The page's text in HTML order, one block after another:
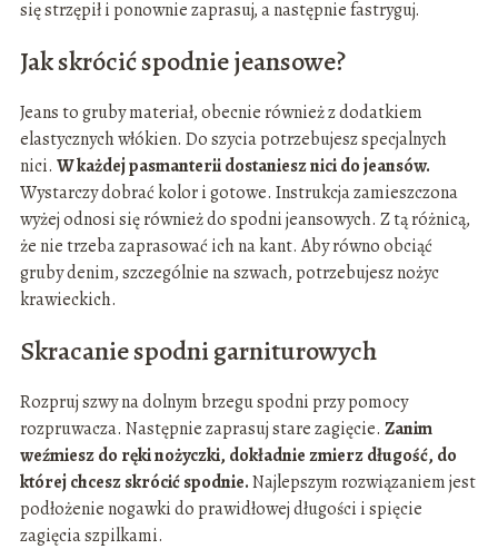
się strzępił i ponownie zaprasuj, a następnie fastryguj.
Jak skrócić spodnie jeansowe?
Jeans to gruby materiał, obecnie również z dodatkiem
elastycznych włókien. Do szycia potrzebujesz specjalnych
nici. W każdej pasmanterii dostaniesz nici do jeansów.
Wystarczy dobrać kolor i gotowe. Instrukcja zamieszczona
wyżej odnosi się również do spodni jeansowych. Z tą różnicą,
że nie trzeba zaprasować ich na kant. Aby równo obciąć
gruby denim, szczególnie na szwach, potrzebujesz nożyc
krawieckich.
Skracanie spodni garniturowych
Rozpruj szwy na dolnym brzegu spodni przy pomocy
rozpruwacza. Następnie zaprasuj stare zagięcie. Zanim
weźmiesz do ręki nożyczki, dokładnie zmierz długość, do
której chcesz skrócić spodnie.Najlepszym rozwiązaniem jest
podłożenie nogawki do prawidłowej długości i spięcie
zagięcia szpilkami.